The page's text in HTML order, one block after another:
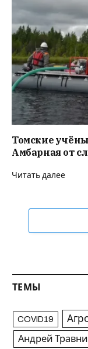
Томские
Амбарная от
Читать далее
ТЕМЫ
COVID19
Андрей